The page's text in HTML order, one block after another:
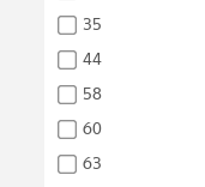
35
44
58
60
63